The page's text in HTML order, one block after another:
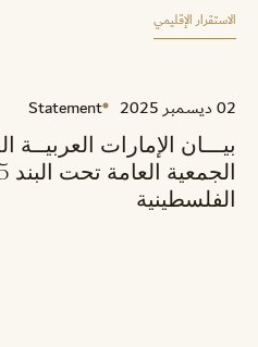
الاستقرار الإقليمي
02 ديسمبر 2025 Statement
بيـــان الإمارات
الفلسطينية